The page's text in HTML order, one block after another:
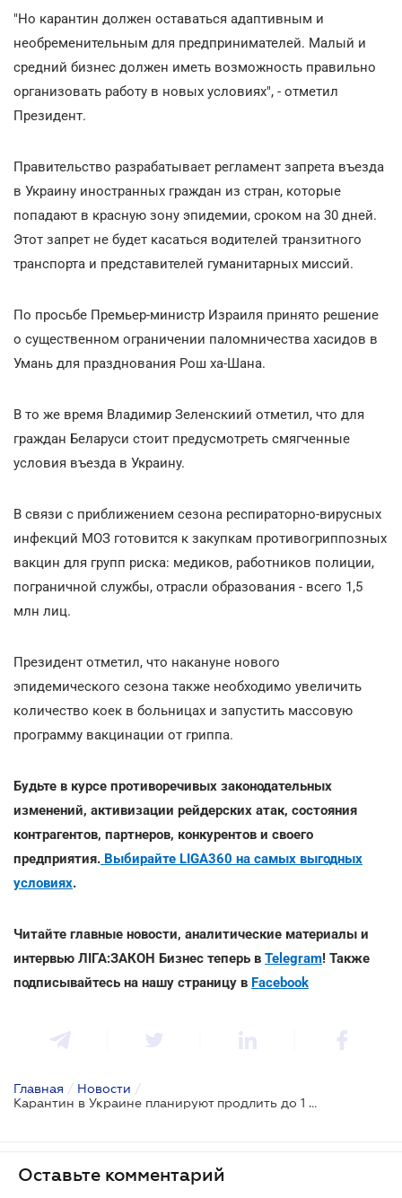
"Но карантин должен оставаться адаптивным и
необременительным для предпринимателей. Малый и
средний бизнес должен иметь возможность правильно
организовать работу в новых условиях", - отметил
Президент.
Правительство разрабатывает регламент запрета въезда
в Украину иностранных граждан из стран, которые
попадают в красную зону эпидемии, сроком на 30 дней.
Этот запрет не будет касаться водителей транзитного
транспорта и представителей гуманитарных миссий.
По просьбе Премьер-министр Израиля принято решение
о существенном ограничении паломничества хасидов в
Умань для празднования Рош ха-Шана.
В то же время Владимир Зеленскиий отметил, что для
граждан Беларуси стоит предусмотреть смягченные
условия въезда в Украину.
В связи с приближением сезона респираторно-вирусных
инфекций МОЗ готовится к закупкам противогриппозных
вакцин для групп риска: медиков, работников полиции,
пограничной службы, отрасли образования - всего 1,5
млн лиц.
Президент отметил, что накануне нового
эпидемического сезона также необходимо увеличить
количество коек в больницах и запустить массовую
программу вакцинации от гриппа.
Будьте в курсе противоречивых законодательных
изменений, активизации рейдерских атак, состояния
контрагентов, партнеров, конкурентов и своего
предприятия. Выбирайте LIGA360 на самых выгодных
условиях.
Читайте главные новости, аналитические материалы и
интервью ЛІГА:ЗАКОН Бизнес теперь в Telegram! Также
подписывайтесь на нашу страницу в Facebook
Главная / Новости /
Карантин в Украине планируют продлить до 1 ноября
Оставьте комментарий